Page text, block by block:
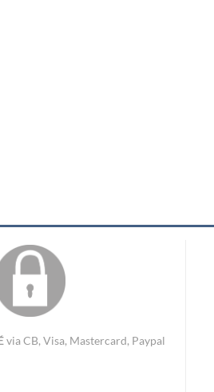
via CB, Visa, Mastercard, Paypal